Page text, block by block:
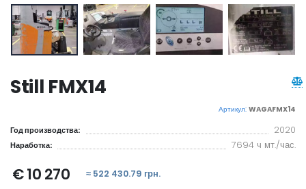
Still FMX14
Артикул: WAGAFMX14
Год производства: 2020
Наработка: 7694 ч мт./час.
€ 10 270 ≈ 522 430.79 грн.